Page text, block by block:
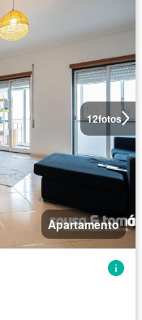
12fotos
Apartamento